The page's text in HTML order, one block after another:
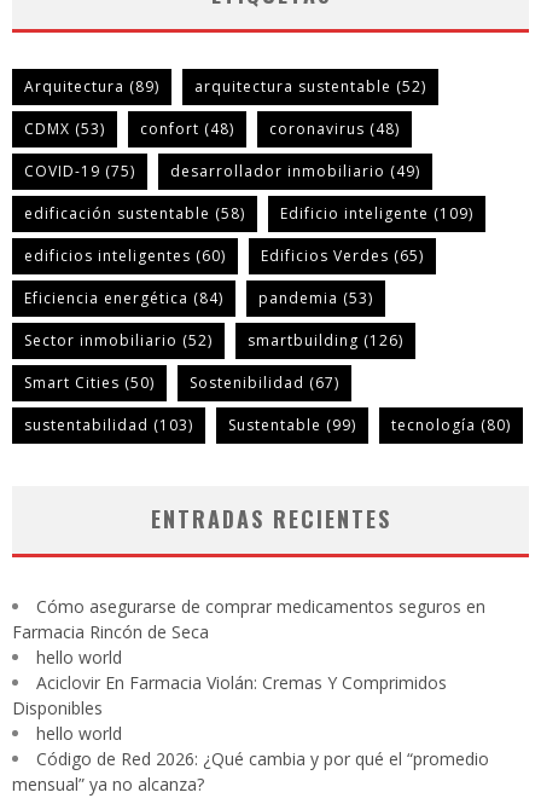
Arquitectura (89) arquitectura sustentable (52)
CDMX (53) confort (48) coronavirus (48)
COVID-19 (75) desarrollador inmobiliario (49)
edificación sustentable (58) Edificio inteligente (109)
edificios inteligentes (60) Edificios Verdes (65)
Eficiencia energética (84) pandemia (53)
Sector inmobiliario (52) smartbuilding (126)
Smart Cities (50) Sostenibilidad (67)
sustentabilidad (103) Sustentable (99) tecnología (80)
ENTRADAS RECIENTES
Cómo asegurarse de comprar medicamentos seguros en
Farmacia Rincón de Seca
hello world
Aciclovir En Farmacia Violán: Cremas Y Comprimidos
Disponibles
hello world
Código de Red 2026: ¿Qué cambia y por qué el “promedio
mensual” ya no alcanza?